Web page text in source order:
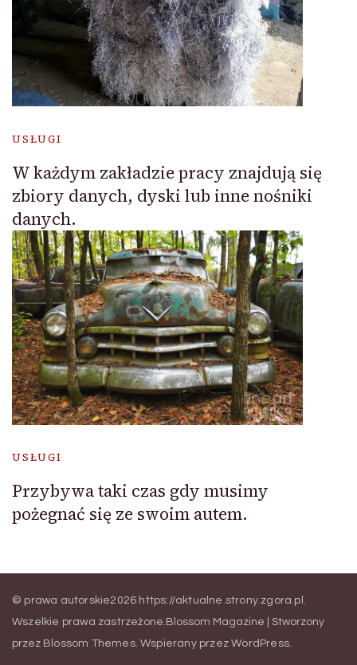
USŁUGI
W każdym zakładzie pracy znajdują się
zbiory danych, dyski lub inne nośniki
danych.
USŁUGI
Przybywa taki czas gdy musimy
pożegnać się ze swoim autem.
© prawa autorskie2026 https://aktualne.strony.zgora.pl
Wszelkie prawa zastrzeżone. Blossom Magazine | Stworzony
przez Blossom Themes. Wspierany przezWordPress